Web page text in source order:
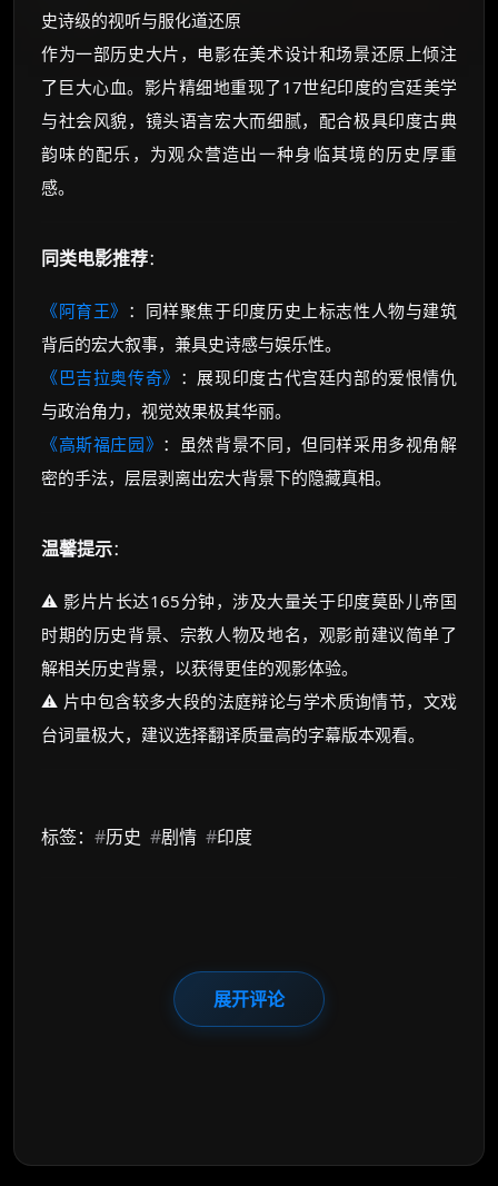
史诗级的视听与服化道还原
作为一部历史大片，电影在美术设计和场景还原上倾注
了巨大心血。影片精细地重现了17世纪印度的宫廷美学
与社会风貌，镜头语言宏大而细腻，配合极具印度古典
韵味的配乐，为观众营造出一种身临其境的历史厚重
感。
同类电影推荐：
《阿育王》 ：同样聚焦于印度历史上标志性人物与建筑
背后的宏大叙事，兼具史诗感与娱乐性。
《巴吉拉奥传奇》 ：展现印度古代宫廷内部的爱恨情仇
与政治角力，视觉效果极其华丽。
《高斯福庄园》 ：虽然背景不同，但同样采用多视角解
密的手法，层层剥离出宏大背景下的隐藏真相。
温馨提示：
⚠️ 影片片长达165分钟，涉及大量关于印度莫卧儿帝国
时期的历史背景、宗教人物及地名，观影前建议简单了
解相关历史背景，以获得更佳的观影体验。
⚠️ 片中包含较多大段的法庭辩论与学术质询情节，文戏
台词量极大，建议选择翻译质量高的字幕版本观看。
标签： #历史 #剧情 #印度
展开评论